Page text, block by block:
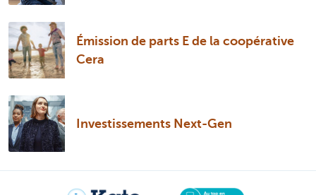
Émission de parts E de la coopérative
Cera
Investissements Next-Gen